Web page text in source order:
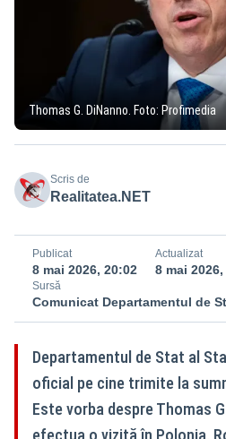
Thomas G. DiNanno. Foto: Profimedia
Scris de
Realitatea.NET
Publicat
8 mai 2026, 20:02
Actualizat
8 mai
Sursă
Comunicat Departamentul de
Departamentul de Stat al
oficial pe cine trimite la
Este vorba despre Thomas
efectua o vizită în Polonia,